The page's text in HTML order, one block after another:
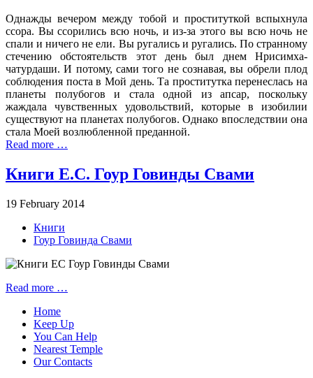
Однажды вечером между тобой и проституткой вспыхнула
ссора. Вы ссорились всю ночь, и из-за этого вы всю ночь не
спали и ничего не ели. Вы ругались и ругались. По странному
стечению обстоятельств этот день был днем Нрисимха-
чатурдаши. И потому, сами того не сознавая, вы обрели плод
соблюдения поста в Мой день. Та проститутка перенеслась на
планеты полубогов и стала одной из апсар, поскольку
жаждала чувственных удовольствий, которые в изобилии
существуют на планетах полубогов. Однако впоследствии она
стала Моей возлюбленной преданной.
Read more …
Книги Е.С. Гоур Говинды Свами
19 February 2014
Книги
Гоур Говинда Свами
Read more …
Home
Keep Up
You Can Help
Nearest Temple
Our Contacts